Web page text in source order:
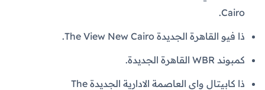
Cairo.
ذا فيو القاهرة الجديدة The View New Cairo.
كمبوند WBR القاهرة الجديدة.
ذا كابيتال واي العاصمة الادارية الجديدة The